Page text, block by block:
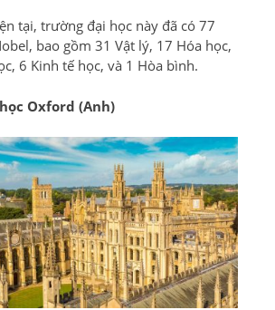
tại, trường đại học này đã có 77
bao gồm 31 Vật lý, 17 Hóa học,
6 Kinh tế học, và 1 Hòa bình.
Oxford (Anh)